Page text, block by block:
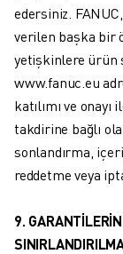
edersiniz.
verilen başka bir
yetişkinlere ürün
www.fanuc.eu
katılımı ve
takdirine bağlı
sonlandırma,
reddetme veya
9.